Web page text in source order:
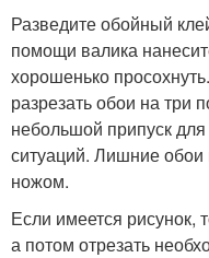
Разведите обойный
помощи валика
хорошенько
разрезать обои на три
небольшой припуск
ситуаций. Лишние
ножом.
Если имеется рисунок,
а потом отрезать